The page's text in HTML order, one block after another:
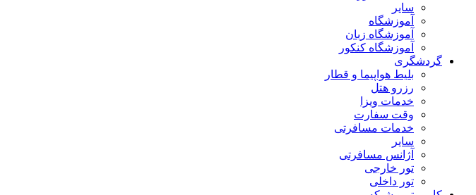
سایر
آموزشگاه
آموزشگاه زبان
آموزشگاه کنکور
گردشگری
بلیط هواپیما و قطار
رزرو هتل
خدمات ویزا
وقت سفارت
خدمات مسافرتی
سایر
آژانس مسافرتی
تور خارجی
تور داخلی